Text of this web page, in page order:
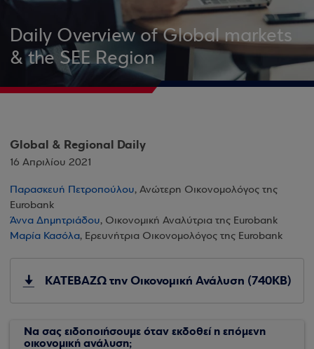
Daily Overview of Global markets
& the SEE Region
Global & Regional Daily
16 Απριλίου 2021
Παρασκευή Πετροπούλου, Ανώτερη Οικονομολόγος της
Eurobank
Άννα Δημητριάδου, Οικονομική Αναλύτρια της Eurobank
Μαρία Κασόλα, Ερευνήτρια Οικονομολόγος της Eurobank
ΚΑΤΕΒΑΖΩ την Οικονομική Ανάλυση (740KB)
Να σας ειδοποιήσουμε όταν εκδοθεί η επόμενη
οικονομική ανάλυση;